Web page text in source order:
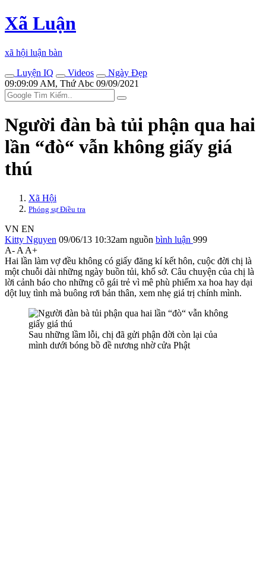
Xã Luận
xã hội luận bàn
Luyện IQ
Videos
Ngày Đẹp
09:09:09 AM, Thứ Abc 09/09/2021
Người đàn bà tủi phận qua hai
lần “đò“ vẫn không giấy giá
thú
Xã Hội
Phóng sự Điều tra
VN EN
Kitty Nguyen 09/06/13 10:32am nguồn bình luận 999
A- A A+
Hai lần làm vợ đều không có giấy đăng kí kết hôn, cuộc đời chị là
một chuỗi dài những ngày buồn tủi, khổ sở. Câu chuyện của chị là
lời cảnh báo cho những cô gái trẻ vì mê phù phiếm xa hoa hay dại
dột luỵ tình mà buông rơi bản thân, xem nhẹ giá trị chính mình.
Sau những lầm lỗi, chị đã gửi phận đời còn lại của
mình dưới bóng bồ đề nương nhờ cửa Phật